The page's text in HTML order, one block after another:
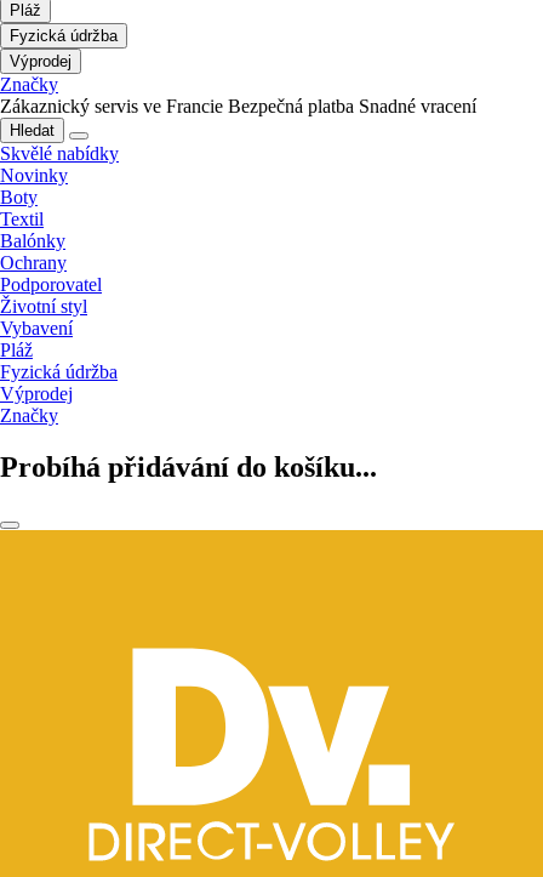
Pláž
Fyzická údržba
Výprodej
Značky
Zákaznický servis ve Francie Bezpečná platba Snadné vracení
Hledat
Skvělé nabídky
Novinky
Boty
Textil
Balónky
Ochrany
Podporovatel
Životní styl
Vybavení
Pláž
Fyzická údržba
Výprodej
Značky
Probíhá přidávání do košíku...